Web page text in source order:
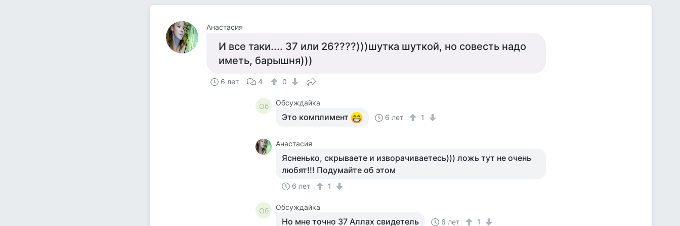
Анастасия
И все таки.... 37 или 26????)))шутка шуткой, но совесть надо
иметь, барышня)))
6 лет 4 0
Об Обсуждайка
Это комплимент 6 лет 1
Анастасия
Ясненько, скрываете и изворачиваетесь))) ложь тут не очень
любят!!! Подумайте об этом
6 лет 1
Об Обсуждайка
Но мне точно 37 Аллах свидетель 6 лет 1